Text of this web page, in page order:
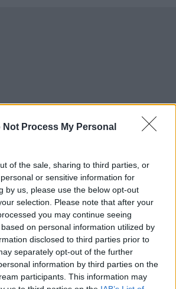
Not Process My Personal
of the sale, sharing to third parties, or
or sensitive information for
by us, please use the below opt-out
selection. Please note that after your
you may continue seeing
on personal information utilized by
disclosed to third parties prior to
separately opt-out of the further
information by third parties on the
participants. This information may
Óránkénti előrejelzés
30/60/90 napos előrejelzés
Orvosmeteorológia
Hőtérkép Páratartalom
Radar Hójelentés